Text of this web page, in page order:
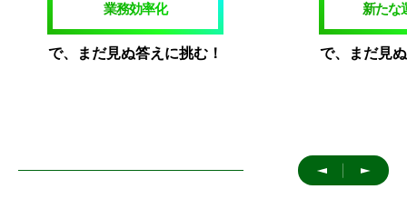
業務効率化
で、まだ見ぬ答えに挑む！
新たな
で、まだ見
＜ ＞